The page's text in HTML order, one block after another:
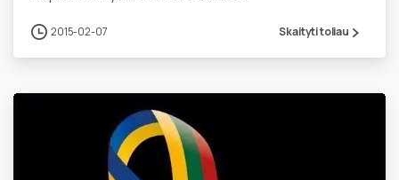
2015-02-07 Skaityti toliau